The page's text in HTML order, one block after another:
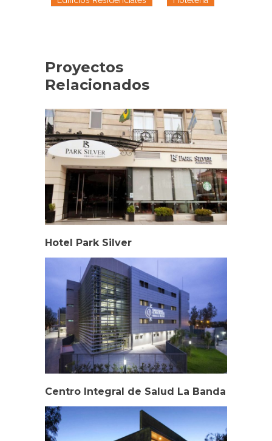
Proyectos
Relacionados
Hotel Park Silver
Centro Integral de Salud La Banda